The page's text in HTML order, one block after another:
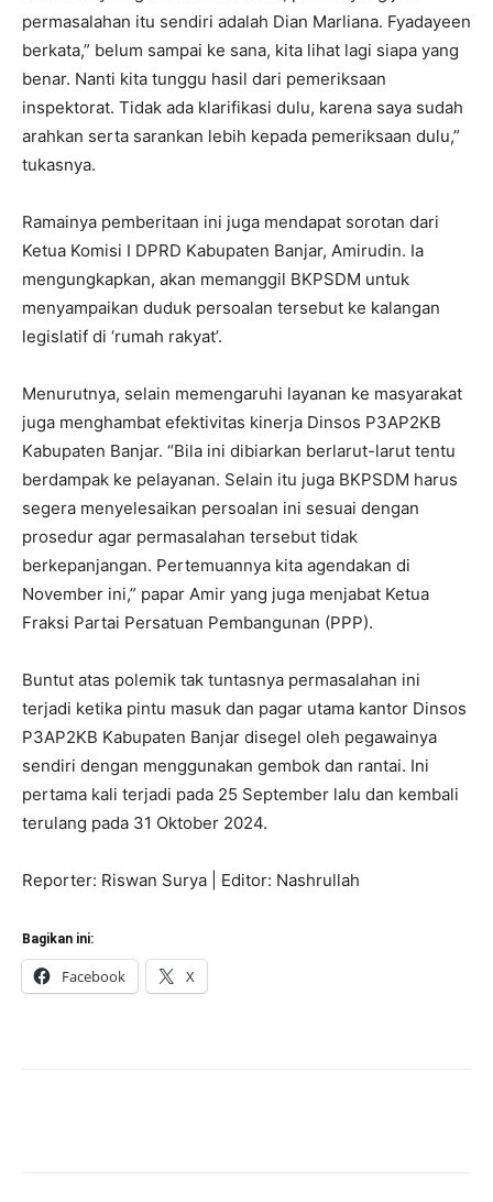
permasalahan itu sendiri adalah Dian Marliana. Fyadayeen
berkata,” belum sampai ke sana, kita lihat lagi siapa yang
benar. Nanti kita tunggu hasil dari pemeriksaan
inspektorat. Tidak ada klarifikasi dulu, karena saya sudah
arahkan serta sarankan lebih kepada pemeriksaan dulu,”
tukasnya.
Ramainya pemberitaan ini juga mendapat sorotan dari
Ketua Komisi I DPRD Kabupaten Banjar, Amirudin. Ia
mengungkapkan, akan memanggil BKPSDM untuk
menyampaikan duduk persoalan tersebut ke kalangan
legislatif di ‘rumah rakyat’.
Menurutnya, selain memengaruhi layanan ke masyarakat
juga menghambat efektivitas kinerja Dinsos P3AP2KB
Kabupaten Banjar. “Bila ini dibiarkan berlarut-larut tentu
berdampak ke pelayanan. Selain itu juga BKPSDM harus
segera menyelesaikan persoalan ini sesuai dengan
prosedur agar permasalahan tersebut tidak
berkepanjangan. Pertemuannya kita agendakan di
November ini,” papar Amir yang juga menjabat Ketua
Fraksi Partai Persatuan Pembangunan (PPP).
Buntut atas polemik tak tuntasnya permasalahan ini
terjadi ketika pintu masuk dan pagar utama kantor Dinsos
P3AP2KB Kabupaten Banjar disegel oleh pegawainya
sendiri dengan menggunakan gembok dan rantai. Ini
pertama kali terjadi pada 25 September lalu dan kembali
terulang pada 31 Oktober 2024.
Reporter: Riswan Surya | Editor: Nashrullah
Bagikan ini:
Facebook X